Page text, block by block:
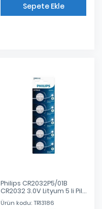
Sepete Ekle
Philips CR2032P5/01B
CR2032 3.0V Lityum 5 li Pil
Kart
Ürün kodu: TR13186